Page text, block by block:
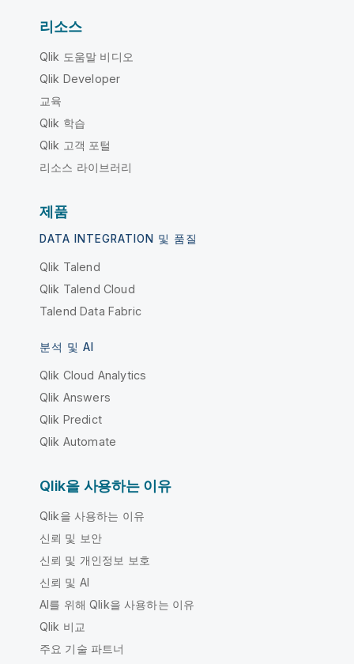
리소스
Qlik 도움말 비디오
Qlik Developer
교육
Qlik 학습
Qlik 고객 포털
리소스 라이브러리
제품
DATA INTEGRATION 및 품질
Qlik Talend
Qlik Talend Cloud
Talend Data Fabric
분석 및 AI
Qlik Cloud Analytics
Qlik Answers
Qlik Predict
Qlik Automate
Qlik을 사용하는 이유
Qlik을 사용하는 이유
신뢰 및 보안
신뢰 및 개인정보 보호
신뢰 및 AI
AI를 위해 Qlik을 사용하는 이유
Qlik 비교
주요 기술 파트너